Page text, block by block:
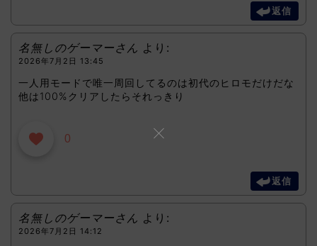
返信
名無しのゲーマーさん より:
2026年7月2日 13:45
一人用モードで唯一周回してるのは初代のヒロモだけだな
他は100%クリアしたらそれっきり
0
返信
名無しのゲーマーさん より:
2026年7月2日 14:12